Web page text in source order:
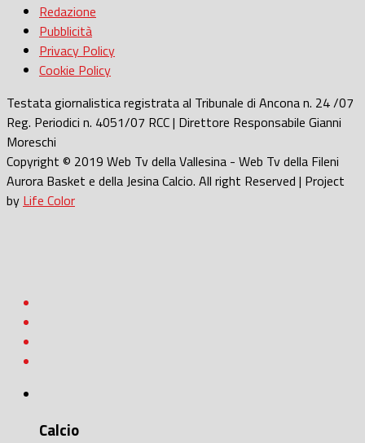
Redazione
Pubblicità
Privacy Policy
Cookie Policy
Testata giornalistica registrata al Tribunale di Ancona n. 24 /07
Reg. Periodici n. 4051/07 RCC | Direttore Responsabile Gianni
Moreschi
Copyright © 2019 Web Tv della Vallesina - Web Tv della Fileni
Aurora Basket e della Jesina Calcio. All right Reserved | Project
by Life Color
Calcio